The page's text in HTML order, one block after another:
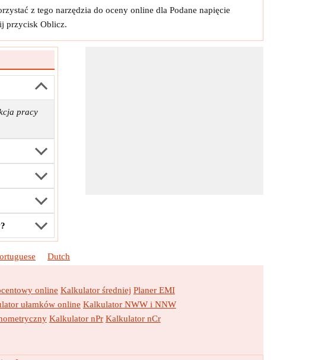
z tego narzędzia do oceny online dla Podane napięcie
przycisk Oblicz.
pracy
Dutch
online Kalkulator średniej Planer EMI
ułamków online Kalkulator NWW i NNW
Kalkulator nPr Kalkulator nCr